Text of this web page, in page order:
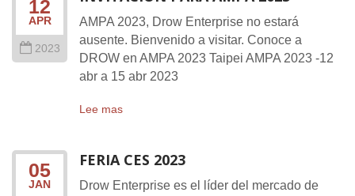
12
APR
2023
AMPA 2023, Drow Enterprise no estará
ausente. Bienvenido a visitar. Conoce a
DROW en AMPA 2023 Taipei AMPA 2023 -12
abr a 15 abr 2023
Lee mas
05
JAN
FERIA CES 2023
Drow Enterprise es el líder del mercado de